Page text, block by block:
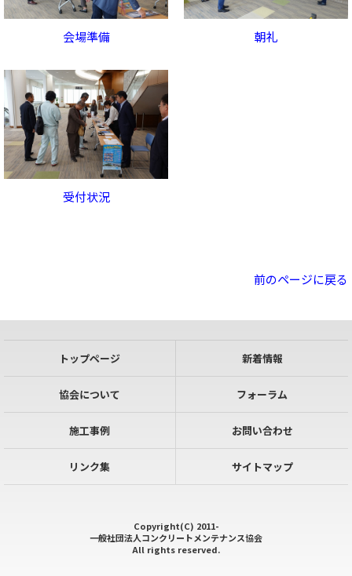
会場準備 朝礼
受付状況
前のページに戻る
トップページ 新着情報
協会について フォーラム
施工事例 お問い合わせ
リンク集 サイトマップ
Copyright(C) 2011-
一般社団法人コンクリートメンテナンス協会
All rights reserved.